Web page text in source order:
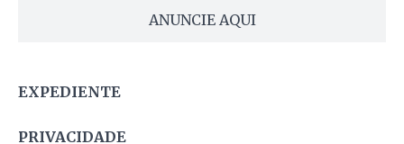
ANUNCIE AQUI
EXPEDIENTE
PRIVACIDADE